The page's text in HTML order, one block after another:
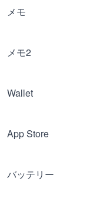
メモ
メモ2
Wallet
App Store
バッテリー